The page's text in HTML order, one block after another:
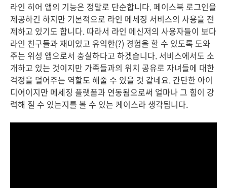
라인 히어 앱의 기능은 정말로 단순합니다. 페이스북 로그인을
제공하긴 하지만 기본적으로 라인 메세징 서비스의 사용을 전
제하고 있기도 합니다. 따라서 라인 메신저의 사용자들이 보다
라인 친구들과 재미있고 유익한(?) 경험을 할 수 있도록 도와
주는 위성 앱으로서 충실하다고 하겠습니다. 서비스에서도 소
개하고 있는 것이지만 가족들과의 위치 공유로 자녀들에 대한
걱정을 덜어주는 역할도 해줄 수 있을 것 같네요. 간단한 아이
디어이지만 메세징 플랫폼과 연동됨으로써 얼마나 그 힘이 강
력해 질 수 있는지를 볼 수 있는 케이스라 생각됩니다.